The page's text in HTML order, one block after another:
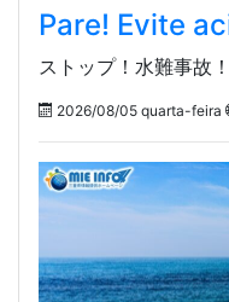
Pare! Evite
ストップ！水難事故！
2026/08/05 quarta-feira